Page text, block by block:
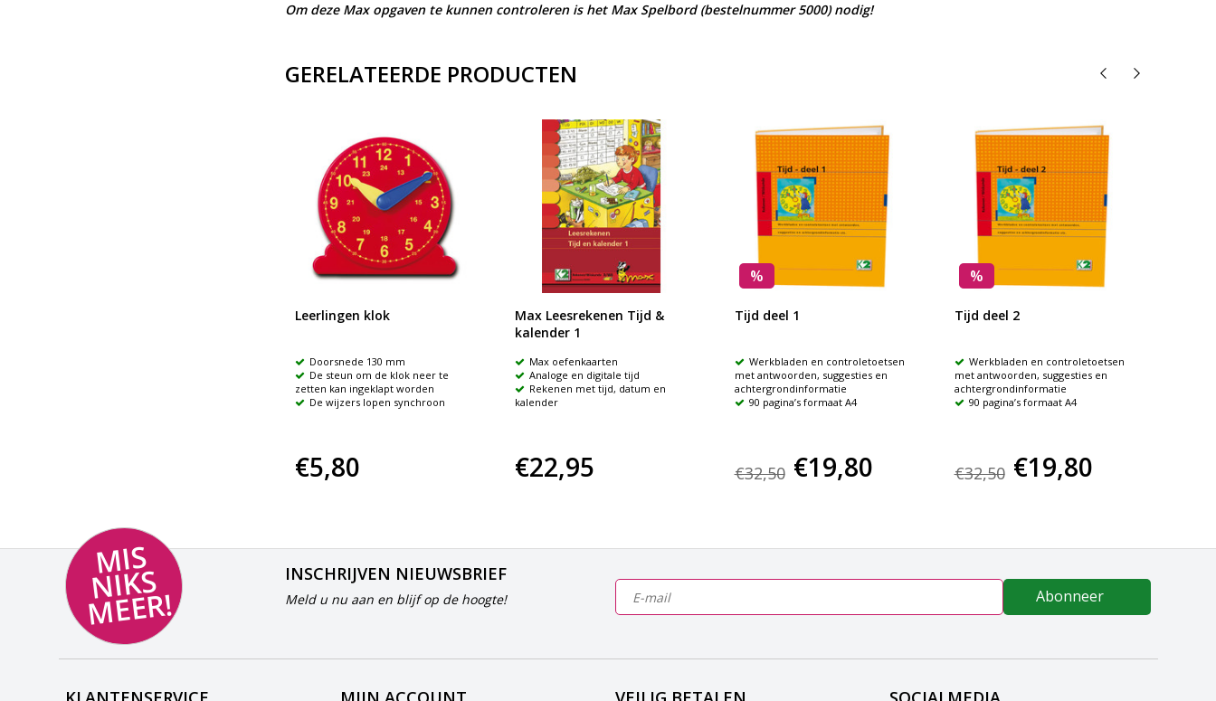
Om deze Max opgaven te kunnen controleren is het Max Spelbord (bestelnummer 5000) nodig!
GERELATEERDE PRODUCTEN
Leerlingen klok
Doorsnede 130 mm
De steun om de klok neer te
zetten kan ingeklapt worden
De wijzers lopen synchroon
€5,80
Max Leesrekenen Tijd &
kalender 1
Max oefenkaarten
Analoge en digitale tijd
Rekenen met tijd, datum en
kalender
€22,95
%
Tijd deel 1
Werkbladen en controletoetsen
met antwoorden, suggesties en
achtergrondinformatie
90 pagina’s formaat A4
€32,50 €19,80
%
Tijd deel 2
Werkbladen en controletoetsen
met antwoorden, suggesties en
achtergrondinformatie
90 pagina’s formaat A4
€32,50 €19,80
MI
S
NI
K
S
M
E
E
R!
INSCHRIJVEN NIEUWSBRIEF
Meld u nu aan en blijf op de hoogte! Abonneer